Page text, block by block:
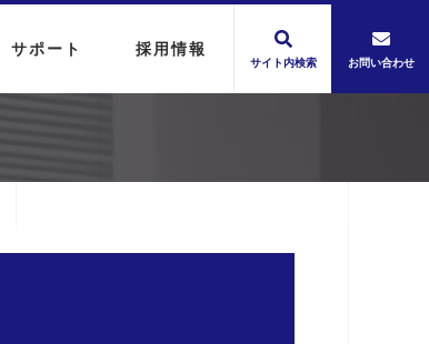
サポート 採用情報
サイト内検索 お問い合わせ